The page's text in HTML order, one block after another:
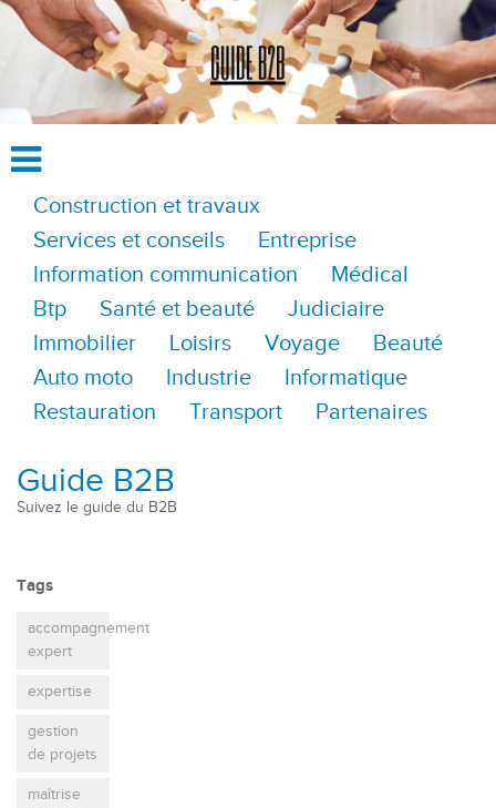
Construction et travaux
Services et conseils
Entreprise
Information communication
Médical
Btp
Santé et beauté
Judiciaire
Immobilier
Loisirs Voyage
Beauté
Auto moto
Industrie
Informatique
Restauration
Transport Partenaires
Guide B2B
Suivez le guide du B2B
Tags
accompagnement
expert
expertise
gestion
de projets
maîtrise